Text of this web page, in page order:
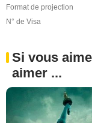
Format de projection
N° de Visa
Si vous
aimer ...